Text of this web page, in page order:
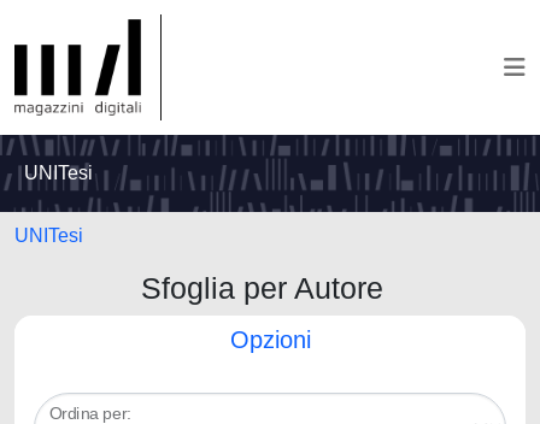
UNITesi
UNITesi
Sfoglia per Autore
Opzioni
Ordina per: